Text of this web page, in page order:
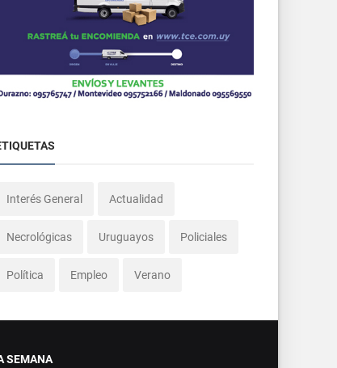
Interés General Actualidad
Necrológicas Uruguayos Policiales
Política Empleo Verano
SEMANA